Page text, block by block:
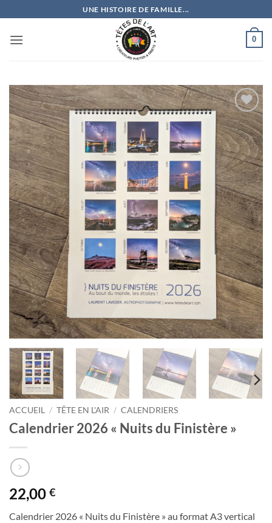
au
contenu
UNE HISTOIRE DE FAMILLE...
0
Ajouter
à la
wishlist
ACCUEIL / TÊTE EN L'AIR / CALENDRIERS
Calendrier 2026 « Nuits du Finistère »
22,00 €
Calendrier 2026 « Nuits du Finistère » au format A3 vertical